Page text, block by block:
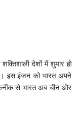
देशों में शुमार हो
इस इंजन को भारत अपने
से भारत अब चीन और